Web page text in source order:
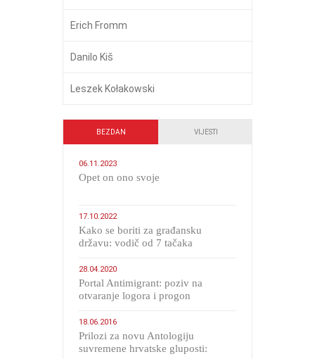
Erich Fromm
Danilo Kiš
Leszek Kołakowski
BEZDAN VIJESTI
06.11.2023
​Opet on ono svoje
17.10.2022
Kako se boriti za građansku
državu: vodič od 7 tačaka
28.04.2020
Portal Antimigrant: poziv na
otvaranje logora i progon
18.06.2016
Prilozi za novu Antologiju
suvremene hrvatske gluposti: